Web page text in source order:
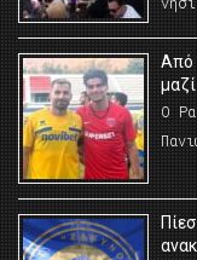
Από
Ο